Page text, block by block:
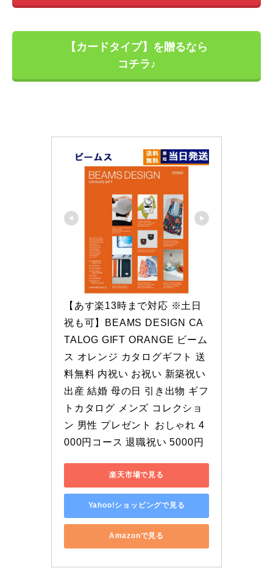
【カードタイプ】を贈るなら
コチラ♪
【あす楽13時まで対応 ※土日
祝も可】BEAMS DESIGN CA
TALOG GIFT ORANGE ビーム
ス オレンジ カタログギフト 送
料無料 内祝い お祝い 新築祝い
出産 結婚 母の日 引き出物 ギフ
トカタログ メンズ コレクショ
ン 男性 プレゼント おしゃれ 4
000円コース 退職祝い 5000円
楽天市場で見る
Yahoo!ショッピングで見る
Amazonで見る